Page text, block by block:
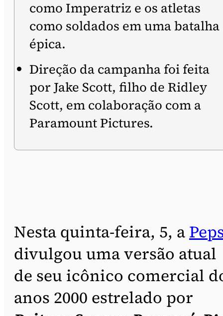
como Imperatriz e os atletas
como soldados em uma batalha
épica.
Direção da campanha foi feita
por Jake Scott, filho de Ridley
Scott, em colaboração com a
Paramount Pictures.
Nesta quinta-feira, 5, a
divulgou uma versão atual
de seu icônico comercial
anos 2000 estrelado por